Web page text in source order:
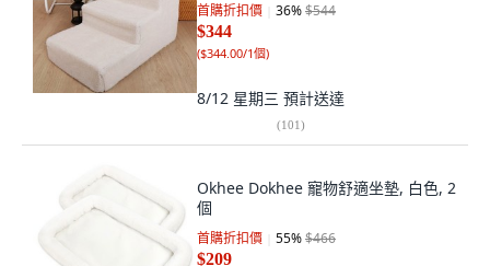
首購折扣價 36%$544
$344
($344.00/1個)
8/12 星期三 預計送達
(101)
Okhee Dokhee 寵物舒適坐墊, 白色, 2
個
首購折扣價 55%$466
$209